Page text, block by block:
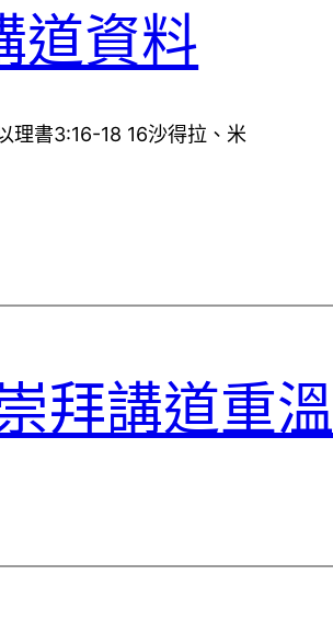
道資料
理書3:16-18 16沙得拉、米
拜講道重溫